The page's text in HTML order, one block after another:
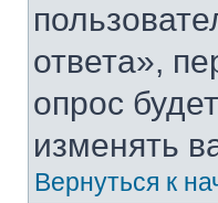
ответа»,
опрос
изменять
Вернуться к